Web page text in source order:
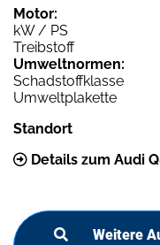
Motor:
kW / PS
Treibstoff
Umweltnormen:
Schadstoffklasse
Umweltplakette
Standort
Details zum Audi
Weitere